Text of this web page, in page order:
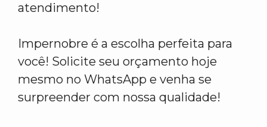
atendimento!
Impernobre é a escolha perfeita para
você! Solicite seu orçamento hoje
mesmo no WhatsApp e venha se
surpreender com nossa qualidade!